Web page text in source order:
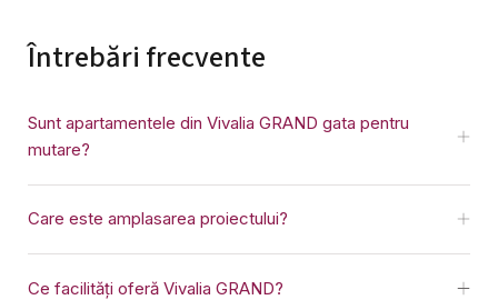
Întrebări frecvente
Sunt apartamentele din Vivalia GRAND gata pentru
mutare?
Care este amplasarea proiectului?
Ce facilități oferă Vivalia GRAND?